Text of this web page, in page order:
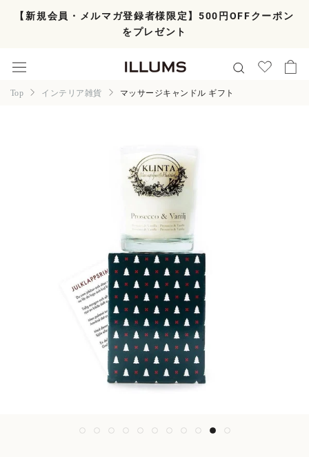
【新規会員・メルマガ登録者様限定】500円OFFクーポン
をプレゼント
Top インテリア雑貨 マッサージキャンドル ギフト